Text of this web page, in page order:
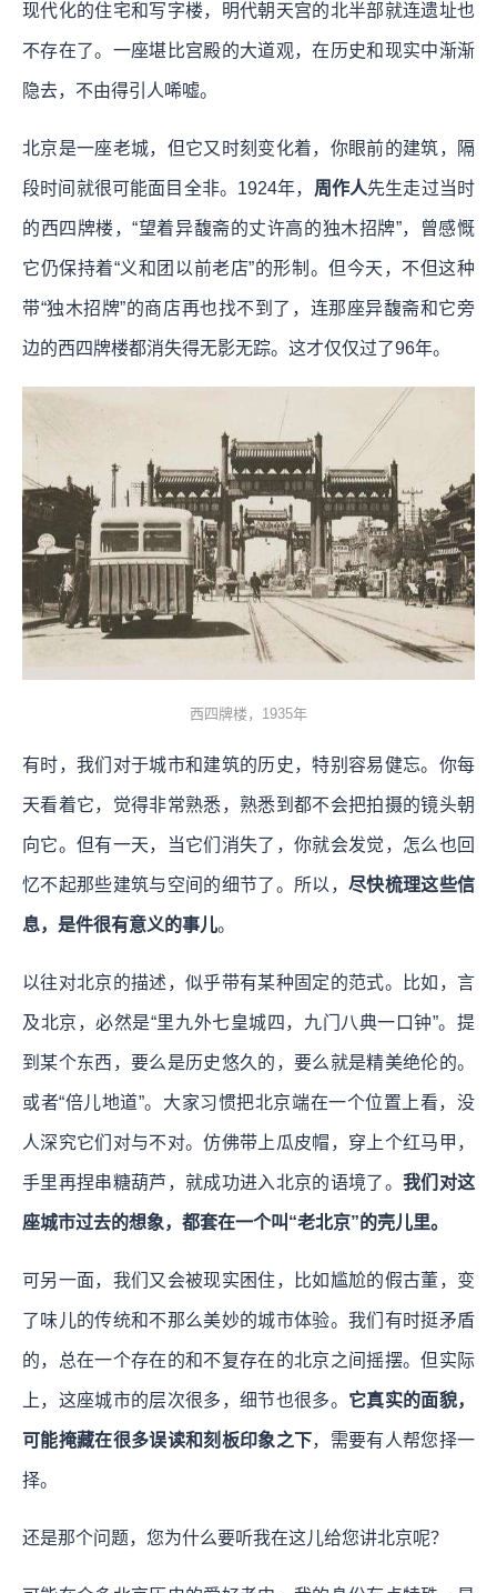
现代化的住宅和写字楼，明代朝天宫的北半部就连遗址也
不存在了。一座堪比宫殿的大道观，在历史和现实中渐渐
隐去，不由得引人唏嘘。
北京是一座老城，但它又时刻变化着，你眼前的建筑，隔
段时间就很可能面目全非。1924年， 周作人先生走过当时
的西四牌楼，“望着异馥斋的丈许高的独木招牌”，曾感慨
它仍保持着“义和团以前老店”的形制。但今天，不但这种
带“独木招牌”的商店再也找不到了，连那座异馥斋和它旁
边的西四牌楼都消失得无影无踪。这才仅仅过了96年。
西四牌楼，1935年
有时，我们对于城市和建筑的历史，特别容易健忘。你每
天看着它，觉得非常熟悉，熟悉到都不会把拍摄的镜头朝
向它。但有一天，当它们消失了，你就会发觉，怎么也回
忆不起那些建筑与空间的细节了。所以， 尽快梳理这些信
息，是件很有意义的事儿。
以往对北京的描述，似乎带有某种固定的范式。比如，言
及北京，必然是“里九外七皇城四，九门八典一口钟”。提
到某个东西，要么是历史悠久的，要么就是精美绝伦的。
或者“倍儿地道”。大家习惯把北京端在一个位置上看，没
人深究它们对与不对。仿佛带上瓜皮帽，穿上个红马甲，
手里再捏串糖葫芦，就成功进入北京的语境了。 我们对这
座城市过去的想象，都套在一个叫“老北京”的壳儿里。
可另一面，我们又会被现实困住，比如尴尬的假古董，变
了味儿的传统和不那么美妙的城市体验。我们有时挺矛盾
的，总在一个存在的和不复存在的北京之间摇摆。但实际
上，这座城市的层次很多，细节也很多。 它真实的面貌，
可能掩藏在很多误读和刻板印象之下，需要有人帮您择一
择。
还是那个问题，您为什么要听我在这儿给您讲北京呢？